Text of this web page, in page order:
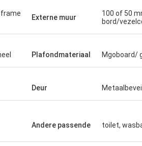
van Deepblue is zeer
verantwoordelijk, vertrouw ik op
Externe muur
100 of 50
bord/
Plafondmateriaal Mgoboard/
Deur
Andere passende toilet,